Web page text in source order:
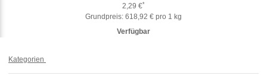
2,29 €*
Grundpreis: 618,92 € pro 1 kg
Verfügbar
Kategorien